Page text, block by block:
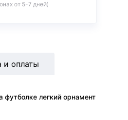
от 5-7 дней)
легкий орнамент
и оплаты